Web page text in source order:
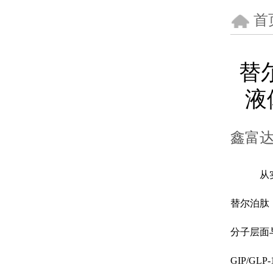
首
替
液
鑫富
从
替尔泊肽
分子层面
GIP/